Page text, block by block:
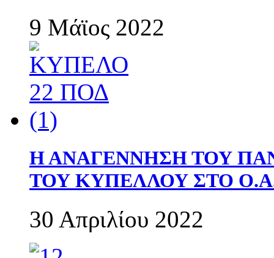
9 Μάϊος 2022
Η ΑΝΑΓΕΝΝΗΣΗ ΤΟΥ
ΤΟΥ ΚΥΠΕΛΛΟΥ ΣΤΟ
30 Απριλίου 2022